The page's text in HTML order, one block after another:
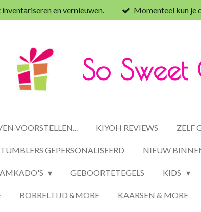
en vernieuwen. Momenteel kun je
So
VOORSTELLEN... KIYOH REVIEWS ZELF
GEPERSONALISEERD NIEUW
GEBOORTETEGELS KIDS
BORRELTIJD &MORE KAARSEN & MORE